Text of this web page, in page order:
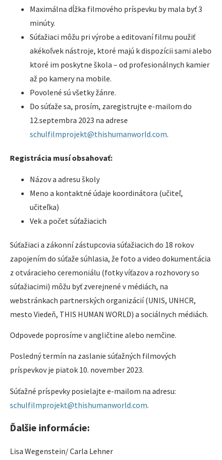
Maximálna dĺžka filmového príspevku by mala byť 3
minúty.
Súťažiaci môžu pri výrobe a editovaní filmu použiť
akékoľvek nástroje, ktoré majú k dispozícii sami alebo
ktoré im poskytne škola – od profesionálnych kamier
až po kamery na mobile.
Povolené sú všetky žánre.
Do súťaže sa, prosím, zaregistrujte e-mailom do
12.septembra 2023 na adrese
schulfilmprojekt@thishumanworld.com.
Registrácia musí obsahovať:
Názov a adresu školy
Meno a kontaktné údaje koordinátora (učiteľ,
učiteľka)
Vek a počet súťažiacich
Súťažiaci a zákonní zástupcovia súťažiacich do 18 rokov
zapojením do súťaže súhlasia, že foto a video dokumentácia
z otváracieho ceremoniálu (fotky víťazov a rozhovory so
súťažiacimi) môžu byť zverejnené v médiách, na
webstránkach partnerských organizácií (UNIS, UNHCR,
mesto Viedeň, THIS HUMAN WORLD) a sociálnych médiách.
Odpovede poprosíme v angličtine alebo nemčine.
Posledný termín na zaslanie súťažných filmových
príspevkov je piatok 10. november 2023.
Súťažné príspevky posielajte e-mailom na adresu:
schulfilmprojekt@thishumanworld.com.
Ďalšie informácie:
Lisa Wegenstein/ Carla Lehner